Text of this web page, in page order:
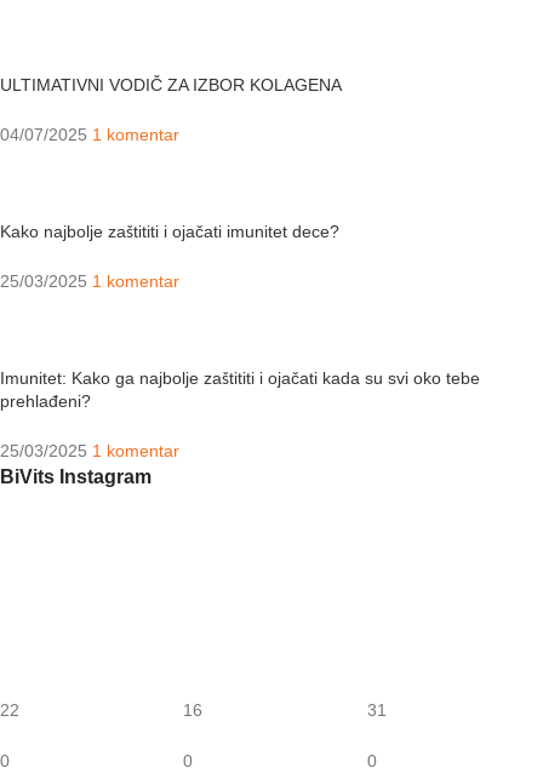
ULTIMATIVNI VODIČ ZA IZBOR KOLAGENA
04/07/2025 1 komentar
Kako najbolje zaštititi i ojačati imunitet dece?
25/03/2025 1 komentar
Imunitet: Kako ga najbolje zaštititi i ojačati kada su svi oko tebe
prehlađeni?
25/03/2025 1 komentar
BiVits Instagram
22
0
16
0
31
0